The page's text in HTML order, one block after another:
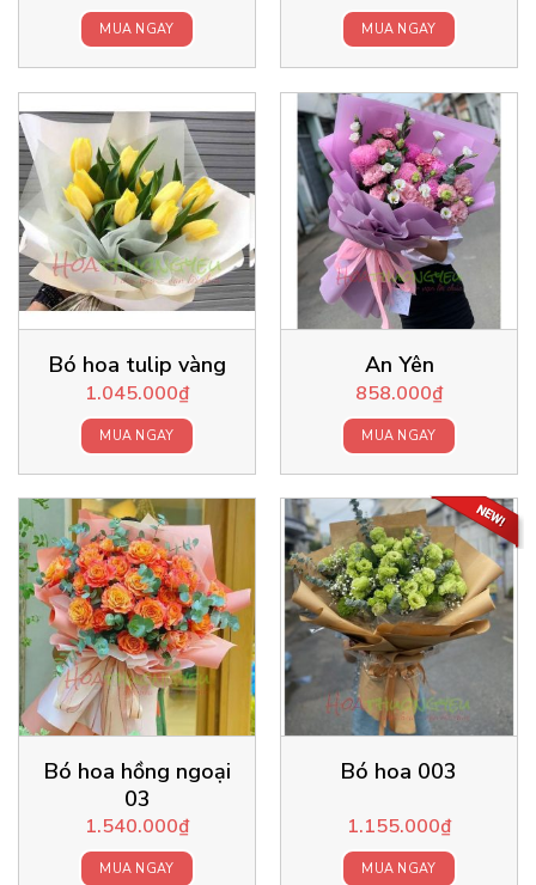
MUA NGAY MUA NGAY
Bó hoa tulip vàng
1.045.000₫
MUA NGAY
An Yên
858.000₫
MUA NGAY
Bó hoa hồng ngoại
03
1.540.000₫
MUA NGAY
Bó hoa 003
1.155.000₫
MUA NGAY